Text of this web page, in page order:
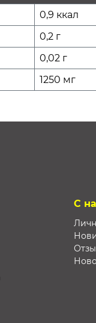
0,9 ккал
0,2 г
0,02 г
1250 мг
С